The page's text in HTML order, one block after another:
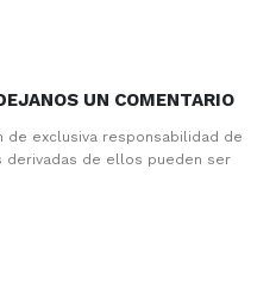
UN COMENTARIO
exclusiva responsabilidad de
derivadas de ellos pueden ser